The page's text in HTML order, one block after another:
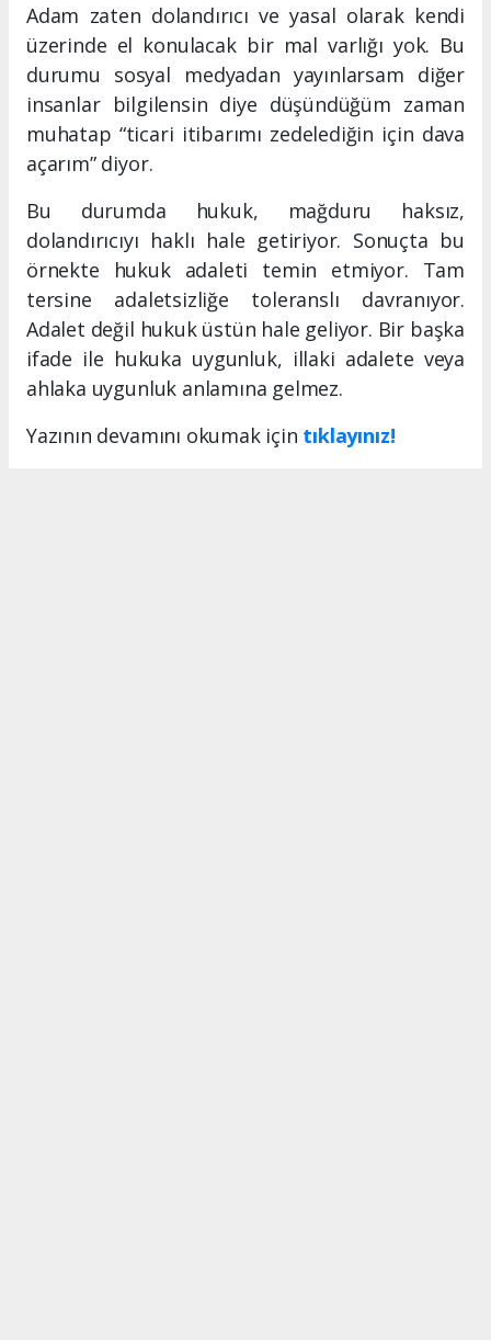
Adam zaten dolandırıcı ve yasal olarak kendi
üzerinde el konulacak bir mal varlığı yok. Bu
durumu sosyal medyadan yayınlarsam diğer
insanlar bilgilensin diye düşündüğüm zaman
muhatap “ticari itibarımı zedelediğin için dava
açarım” diyor.
Bu durumda hukuk, mağduru haksız,
dolandırıcıyı haklı hale getiriyor. Sonuçta bu
örnekte hukuk adaleti temin etmiyor. Tam
tersine adaletsizliğe toleranslı davranıyor.
Adalet değil hukuk üstün hale geliyor. Bir başka
ifade ile hukuka uygunluk, illaki adalete veya
ahlaka uygunluk anlamına gelmez.
Yazının devamını okumak için tıklayınız!